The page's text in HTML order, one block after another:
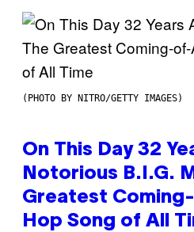
(PHOTO BY NITRO/GETTY IMAGES)
On This Day 32
Notorious B.I.G.
Greatest
Hop Song of All